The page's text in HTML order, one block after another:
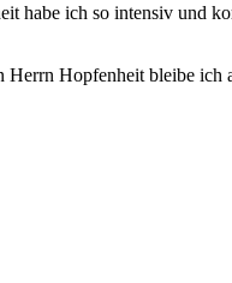
habe ich so intensiv und
Hopfenheit bleibe ich